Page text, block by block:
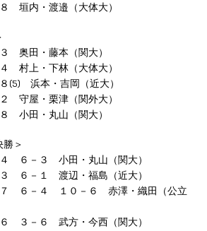
内・渡邉（大体大）
奥田・藤本（関大）
上・下林（大体大）
浜本・吉岡（近大）
屋・栗津（関外大）
小田・丸山（関大）
＞
６－３ 小田・丸山（関大）
６－１ 渡辺・福島（近大）
６－４ １０－６ 赤澤・織田（公立
３－６ 武方・今西（関大）